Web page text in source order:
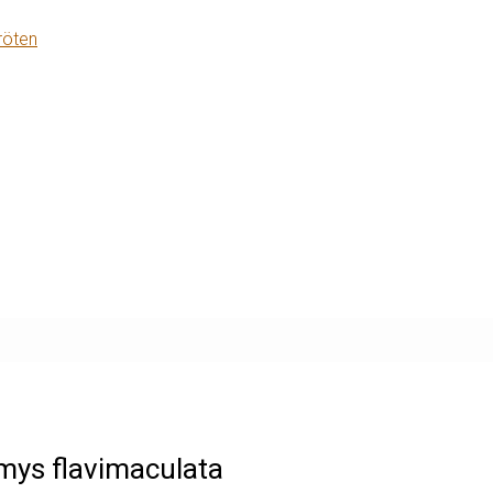
flavimaculata